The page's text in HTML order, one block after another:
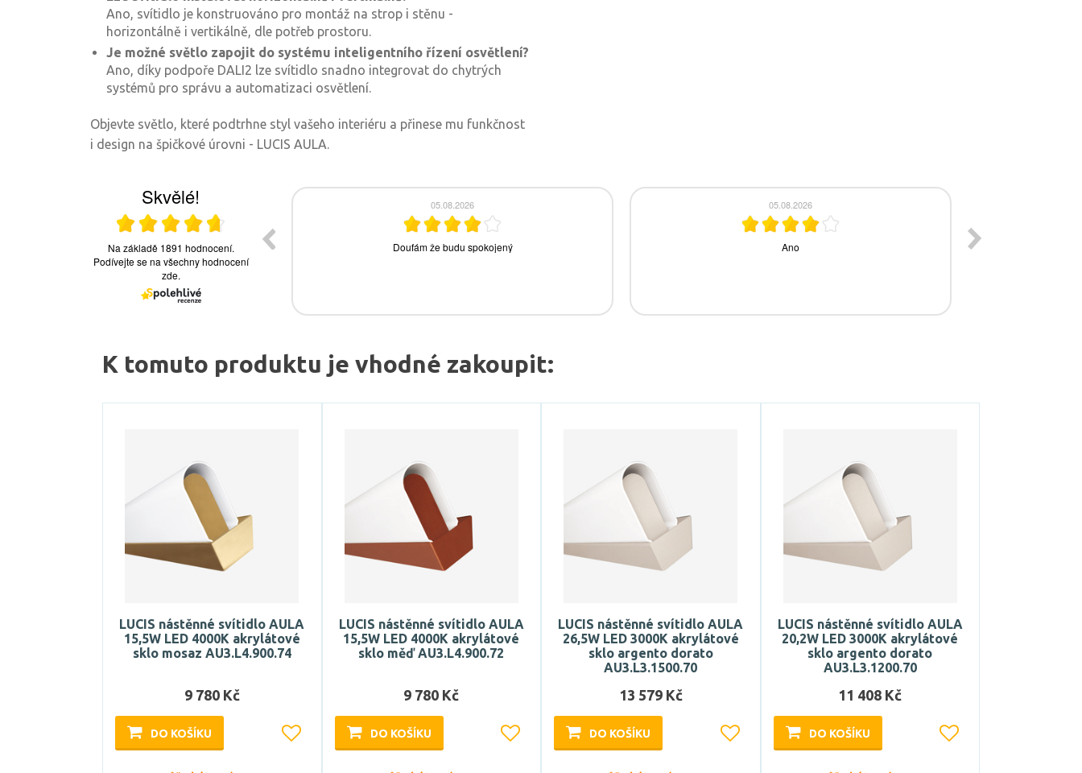
Ano, svítidlo je konstruováno pro montáž na strop i stěnu -
horizontálně i vertikálně, dle potřeb prostoru.
Je možné světlo zapojit do systému inteligentního řízení osvětlení?
Ano, díky podpoře DALI2 lze svítidlo snadno integrovat do chytrých
systémů pro správu a automatizaci osvětlení.
Objevte světlo, které podtrhne styl vašeho interiéru a přinese mu funkčnost
i design na špičkové úrovni - LUCIS AULA.
K tomuto produktu je vhodné zakoupit:
LUCIS nástěnné svítidlo AULA
15,5W LED 4000K akrylátové
sklo mosaz AU3.L4.900.74
9 780 Kč
DO KOŠÍKU
LUCIS nástěnné svítidlo AULA
15,5W LED 4000K akrylátové
sklo měď AU3.L4.900.72
9 780 Kč
DO KOŠÍKU
LUCIS nástěnné svítidlo AULA
26,5W LED 3000K akrylátové
sklo argento dorato
AU3.L3.1500.70
13 579 Kč
DO KOŠÍKU
LUCIS nástěnné svítidlo AULA
20,2W LED 3000K akrylátové
sklo argento dorato
AU3.L3.1200.70
11 408 Kč
DO KOŠÍKU